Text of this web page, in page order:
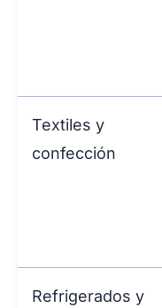
Textiles y
confección
Refrigerados y